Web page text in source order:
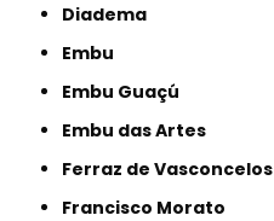
Diadema
Embu
Embu Guaçú
Embu das Artes
Ferraz de Vasconcelos
Francisco Morato